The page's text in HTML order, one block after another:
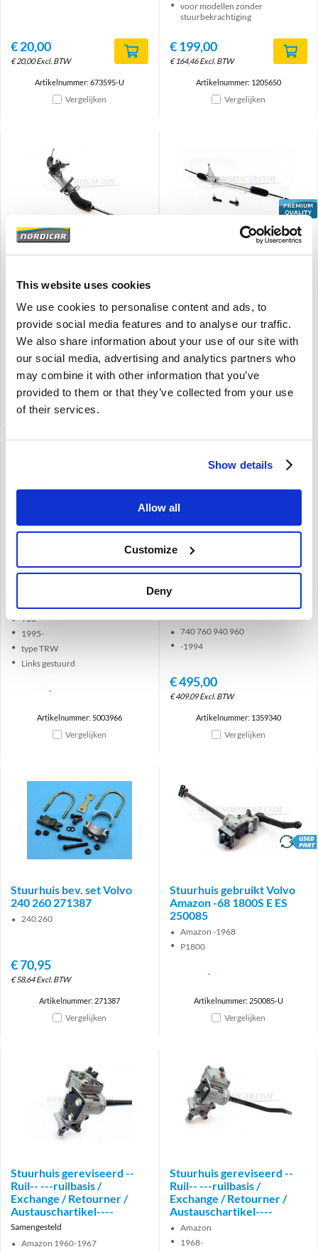
This website uses cookies
We use cookies to personalise content and ads, to
provide social media features and to analyse our traffic.
We also share information about your use of our site with
our social media, advertising and analytics partners who
may combine it with other information that you’ve
provided to them or that they’ve collected from your use
of their services.
Show details
Allow all
Customize
Deny
€20,00
€20,00 Excl. BTW
Artikelnummer: 673595-U
Vergelijken
voor modellen zonder
stuurbekrachtiging
€199,00
€164,46 Excl. BTW
Artikelnummer: 1205650
Vergelijken
Stuurhuis bekrachtigd
-1994 1359340
960 -1994
€395,25
Excl. BTW
Artikelnummer: 1359340-NEW
Vergelijken
Brand
Stuurhuis bekrachtigd
1981-1993
Ø buis = 48 mm
€589,00
486,78 Excl. BTW
Artikelnummer: 1329998-PREMIUM
stuurhuis bekrachtigd --
Ruil-- ---ruilbasis /
960
1995-
type TRW
Links gestuurd
Artikelnummer: 5003966
Vergelijken
Stuurhuis bekrachtigd
Volvo 740 760 940 960
-1994 --Ruil-- ---ruilbasis /
740 760 940 960
-1994
€495,00
€409,09 Excl. BTW
Artikelnummer: 1359340
Vergelijken
Stuurhuis bev. set Volvo
240 260 271387
240 260
€70,95
€58,64 Excl. BTW
Artikelnummer: 271387
Vergelijken
brand
Stuurhuis gebruikt Volvo
Amazon -68 1800S E ES
250085
Amazon -1968
P1800
Artikelnummer: 250085-U
Vergelijken
Stuurhuis gereviseerd --
Ruil-- ---ruilbasis /
Exchange / Retourner /
Austauschartikel----
Samengesteld
Amazon 1960-1967
Stuurhuis gereviseerd --
Ruil-- ---ruilbasis /
Exchange / Retourner /
Austauschartikel----
Amazon
1968-